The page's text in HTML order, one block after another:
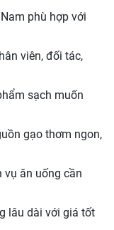
phù hợp với
viên, đối tác,
sạch muốn
gạo thơm ngon,
vụ ăn uống cần
lâu dài với giá tốt